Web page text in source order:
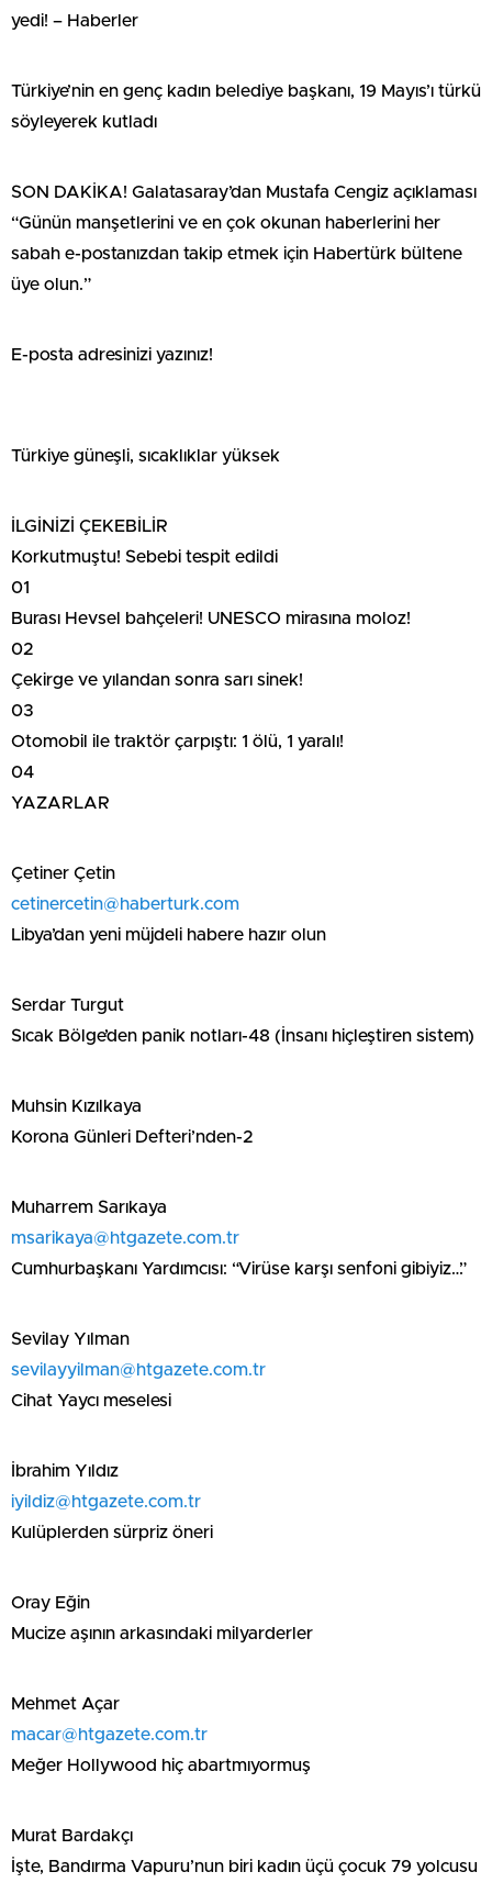
yedi! – Haberler
Türkiye’nin en genç kadın belediye başkanı, 19 Mayıs’ı türkü
söyleyerek kutladı
SON DAKİKA! Galatasaray’dan Mustafa Cengiz açıklaması
“Günün manşetlerini ve en çok okunan haberlerini her
sabah e-postanızdan takip etmek için Habertürk bültene
üye olun.”
E-posta adresinizi yazınız!
Türkiye güneşli, sıcaklıklar yüksek
İLGİNİZİ ÇEKEBİLİR
Korkutmuştu! Sebebi tespit edildi
01
Burası Hevsel bahçeleri! UNESCO mirasına moloz!
02
Çekirge ve yılandan sonra sarı sinek!
03
Otomobil ile traktör çarpıştı: 1 ölü, 1 yaralı!
04
YAZARLAR
Çetiner Çetin
cetinercetin@haberturk.com
Libya’dan yeni müjdeli habere hazır olun
Serdar Turgut
Sıcak Bölge’den panik notları-48 (İnsanı hiçleştiren sistem)
Muhsin Kızılkaya
Korona Günleri Defteri’nden-2
Muharrem Sarıkaya
msarikaya@htgazete.com.tr
Cumhurbaşkanı Yardımcısı: “Virüse karşı senfoni gibiyiz…”
Sevilay Yılman
sevilayyilman@htgazete.com.tr
Cihat Yaycı meselesi
İbrahim Yıldız
iyildiz@htgazete.com.tr
Kulüplerden sürpriz öneri
Oray Eğin
Mucize aşının arkasındaki milyarderler
Mehmet Açar
macar@htgazete.com.tr
Meğer Hollywood hiç abartmıyormuş
Murat Bardakçı
İşte, Bandırma Vapuru’nun biri kadın üçü çocuk 79 yolcusu